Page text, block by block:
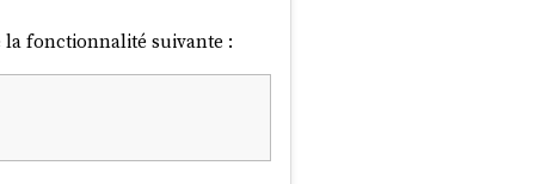
fonctionnalité suivante :